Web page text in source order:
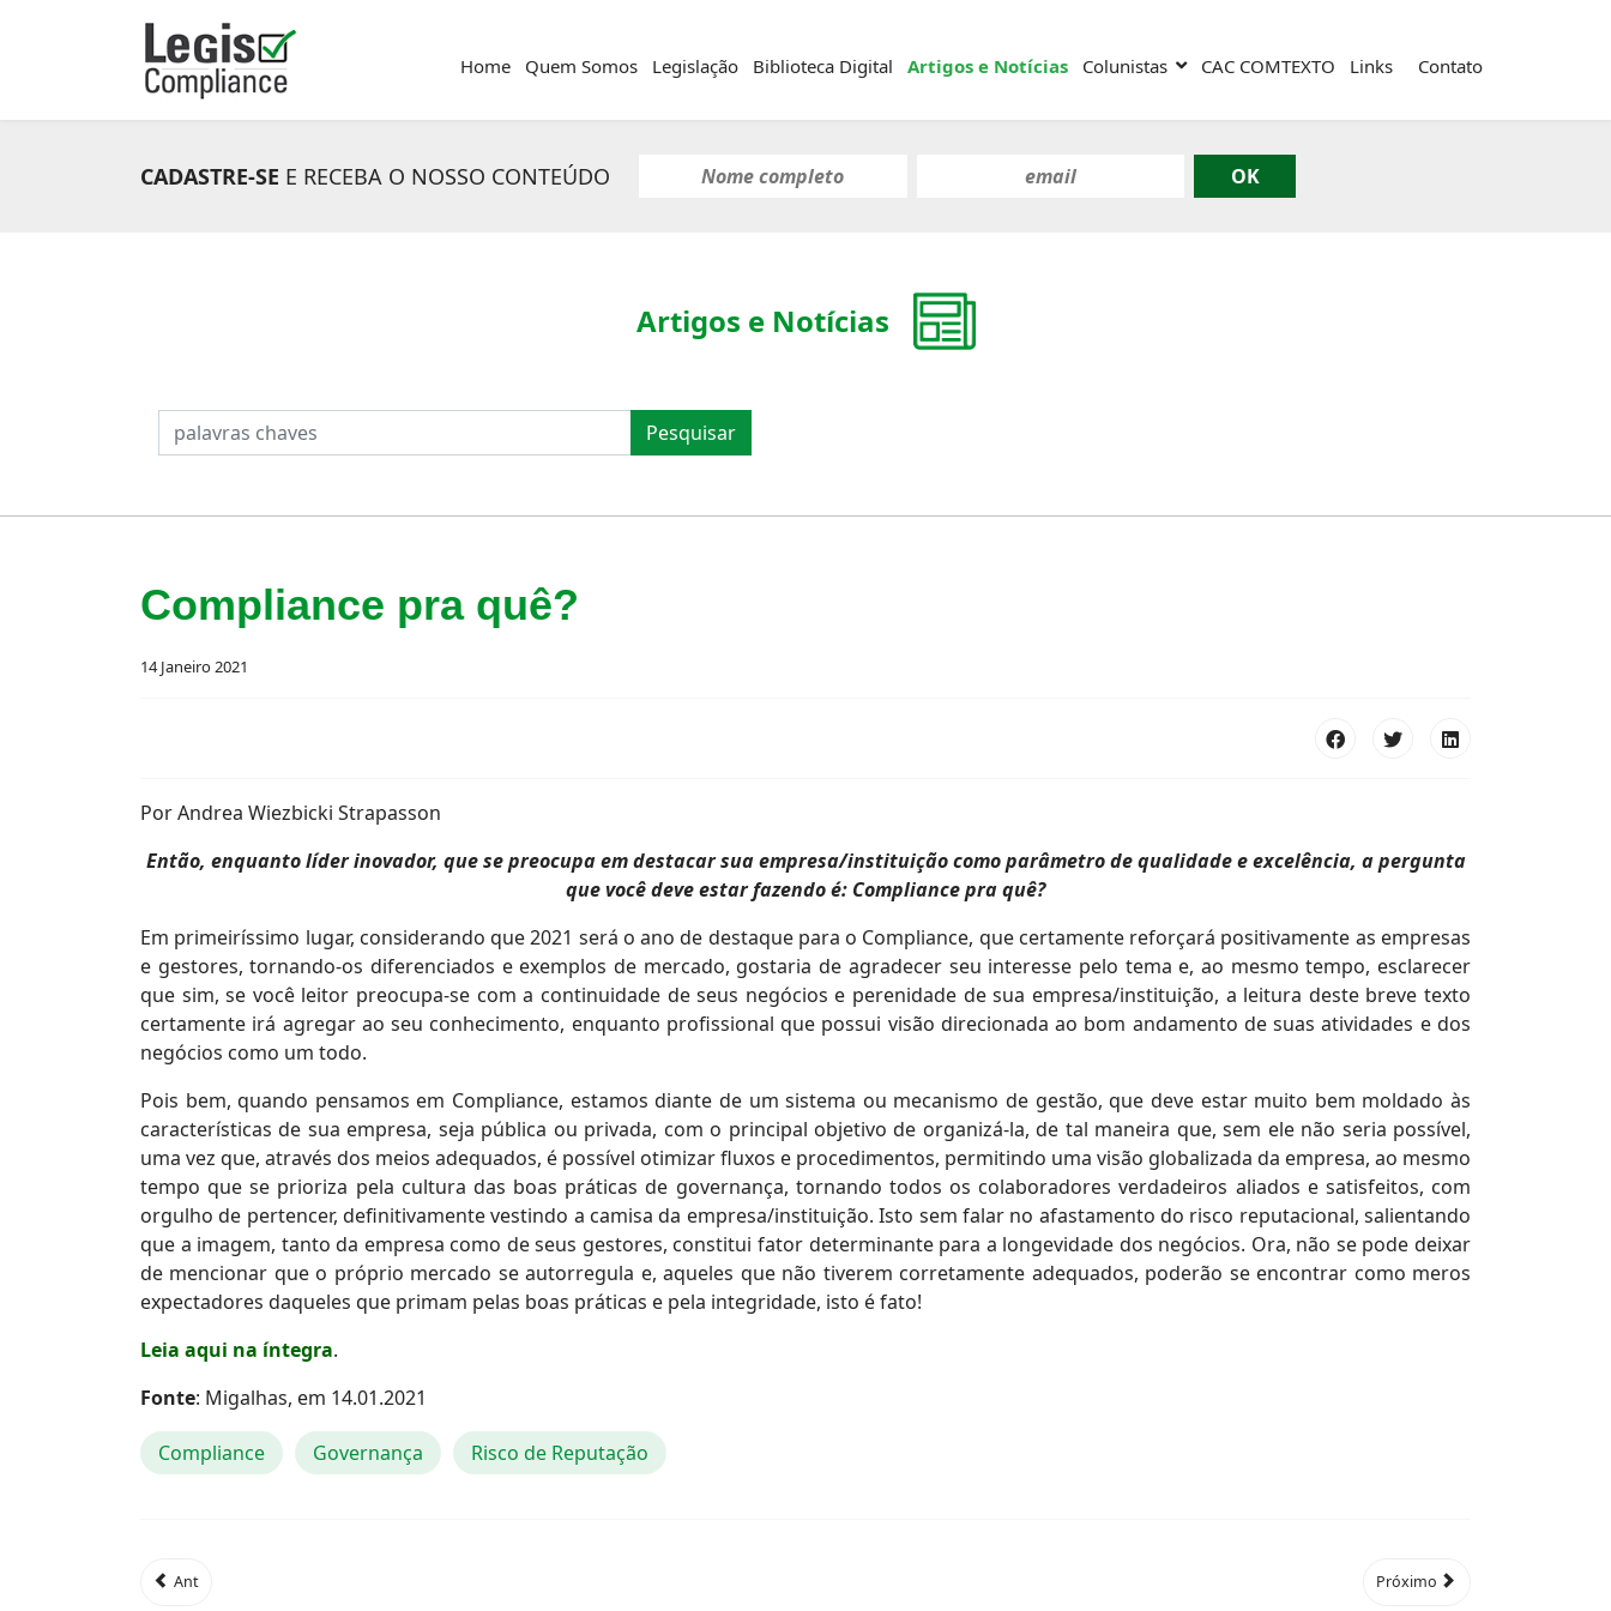
Home Quem Somos Legislação Biblioteca Digital Artigos e Notícias Colunistas CAC COMTEXTO Links Contato
CADASTRE-SE E RECEBA O NOSSO CONTEÚDO
PESQUISAR Pesquisar
Artigos e Notícias
Compliance pra quê?
14 Janeiro 2021
Por Andrea Wiezbicki Strapasson
Então, enquanto líder inovador, que se preocupa em destacar sua empresa/instituição como parâmetro de qualidade e excelência, a pergunta
que você deve estar fazendo é: Compliance pra quê?
Em primeiríssimo lugar, considerando que 2021 será o ano de destaque para o Compliance, que certamente reforçará positivamente as empresas
e gestores, tornando-os diferenciados e exemplos de mercado, gostaria de agradecer seu interesse pelo tema e, ao mesmo tempo, esclarecer
que sim, se você leitor preocupa-se com a continuidade de seus negócios e perenidade de sua empresa/instituição, a leitura deste breve texto
certamente irá agregar ao seu conhecimento, enquanto profissional que possui visão direcionada ao bom andamento de suas atividades e dos
negócios como um todo.
Pois bem, quando pensamos em Compliance, estamos diante de um sistema ou mecanismo de gestão, que deve estar muito bem moldado às
características de sua empresa, seja pública ou privada, com o principal objetivo de organizá-la, de tal maneira que, sem ele não seria possível,
uma vez que, através dos meios adequados, é possível otimizar fluxos e procedimentos, permitindo uma visão globalizada da empresa, ao mesmo
tempo que se prioriza pela cultura das boas práticas de governança, tornando todos os colaboradores verdadeiros aliados e satisfeitos, com
orgulho de pertencer, definitivamente vestindo a camisa da empresa/instituição. Isto sem falar no afastamento do risco reputacional, salientando
que a imagem, tanto da empresa como de seus gestores, constitui fator determinante para a longevidade dos negócios. Ora, não se pode deixar
de mencionar que o próprio mercado se autorregula e, aqueles que não tiverem corretamente adequados, poderão se encontrar como meros
expectadores daqueles que primam pelas boas práticas e pela integridade, isto é fato!
Leia aqui na íntegra.
Fonte: Migalhas, em 14.01.2021
Compliance Governança Risco de Reputação
Ant Próximo